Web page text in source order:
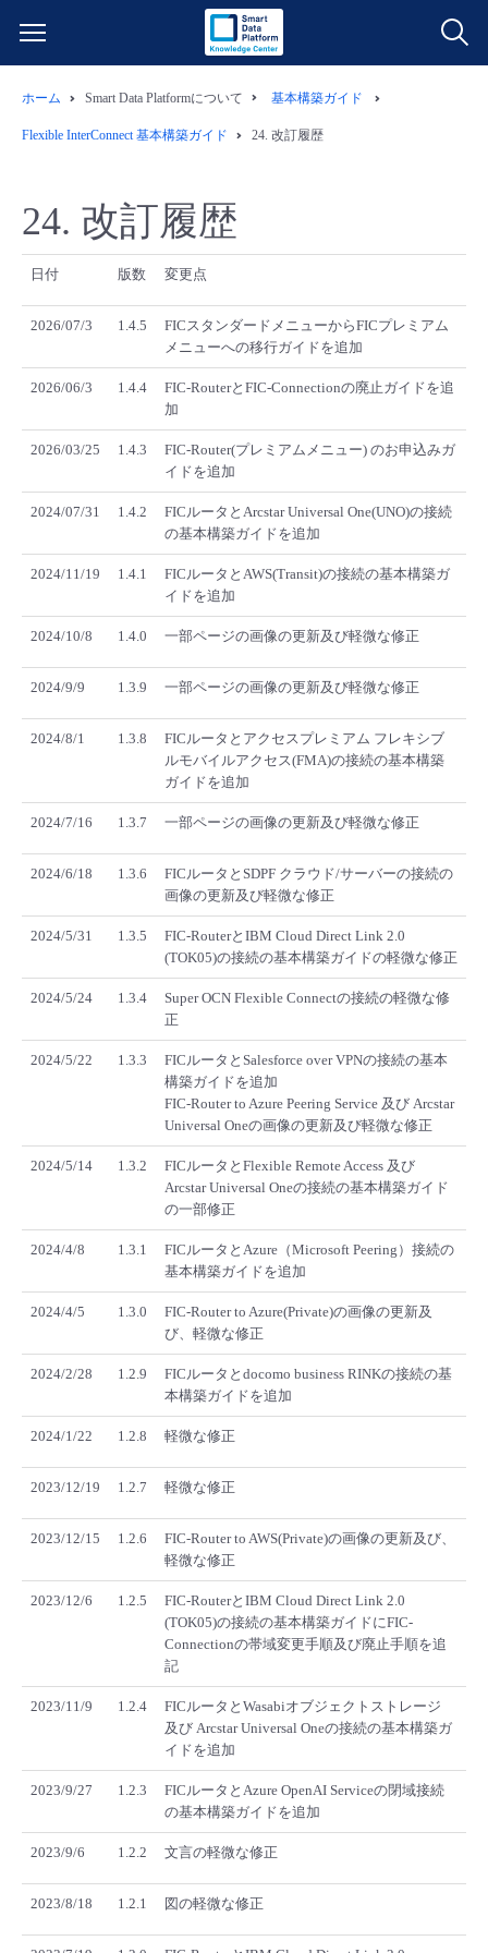
クラウド/サーバー
モニタリング/監査
データ利活用
ネットワーク
モニタリング/監査
すべてのメニューを見る
料金情報
データ利活用
クラウド/サーバー
ネットワーク
サポート
すべてのメニューを見る
■ セットアップガイド
- 新規お申し込み方法
- 初期設定・確認
- ユーザー機能の管理
- 登録情報の管理
- APIリファレンス
■ 基本構築ガイド
- クラウド / サーバー
- Flexible InterConnect
- Flexible Remote Access
- セキュリティ・監査
- マルチクラウド利用
- リモートワーク
- ITインフラストラクチャー
故障/メンテナンス情報
サービス稼働状況
故障/メンテナンス履歴
定期メンテナンス
販売パートナー向けプログラム
トレーニング/操作動画
ホーム Smart Data Platformについて 基本構築ガイド
Flexible InterConnect 基本構築ガイド 24. 改訂履歴
24. 改訂履歴
日付 版数 変更点
2026/07/3 1.4.5
FICスタンダードメニューからFICプレミアム
メニューへの移行ガイドを追加
2026/06/3 1.4.4
FIC-RouterとFIC-Connectionの廃止ガイドを追
加
2026/03/25 1.4.3
FIC-Router(プレミアムメニュー) のお申込みガ
イドを追加
2024/07/31 1.4.2
FICルータとArcstar Universal One(UNO)の接続
の基本構築ガイドを追加
2024/11/19 1.4.1
FICルータとAWS(Transit)の接続の基本構築ガ
イドを追加
2024/10/8 1.4.0 一部ページの画像の更新及び軽微な修正
2024/9/9 1.3.9 一部ページの画像の更新及び軽微な修正
2024/8/1 1.3.8
FICルータとアクセスプレミアム フレキシブ
ルモバイルアクセス(FMA)の接続の基本構築
ガイドを追加
2024/7/16 1.3.7 一部ページの画像の更新及び軽微な修正
2024/6/18 1.3.6
FICルータとSDPF クラウド/サーバーの接続の
画像の更新及び軽微な修正
2024/5/31 1.3.5
FIC-RouterとIBM Cloud Direct Link 2.0
(TOK05)の接続の基本構築ガイドの軽微な修正
2024/5/24 1.3.4
Super OCN Flexible Connectの接続の軽微な修
正
2024/5/22 1.3.3
FICルータとSalesforce over VPNの接続の基本
構築ガイドを追加
FIC-Router to Azure Peering Service 及び Arcstar
Universal Oneの画像の更新及び軽微な修正
2024/5/14 1.3.2
FICルータとFlexible Remote Access 及び
Arcstar Universal Oneの接続の基本構築ガイド
の一部修正
2024/4/8 1.3.1
FICルータとAzure（Microsoft Peering）接続の
基本構築ガイドを追加
2024/4/5 1.3.0
FIC-Router to Azure(Private)の画像の更新及
び、軽微な修正
2024/2/28 1.2.9
FICルータとdocomo business RINKの接続の基
本構築ガイドを追加
2024/1/22 1.2.8 軽微な修正
2023/12/19 1.2.7 軽微な修正
2023/12/15 1.2.6
FIC-Router to AWS(Private)の画像の更新及び、
軽微な修正
2023/12/6 1.2.5
FIC-RouterとIBM Cloud Direct Link 2.0
(TOK05)の接続の基本構築ガイドにFIC-
Connectionの帯域変更手順及び廃止手順を追
記
2023/11/9 1.2.4
FICルータとWasabiオブジェクトストレージ
及び Arcstar Universal Oneの接続の基本構築ガ
イドを追加
2023/9/27 1.2.3
FICルータとAzure OpenAI Serviceの閉域接続
の基本構築ガイドを追加
2023/9/6 1.2.2 文言の軽微な修正
2023/8/18 1.2.1 図の軽微な修正